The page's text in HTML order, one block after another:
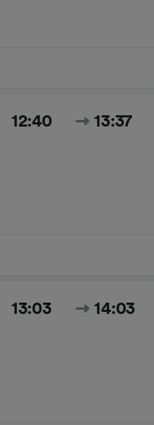
12:40 13:37
13:03 14:03